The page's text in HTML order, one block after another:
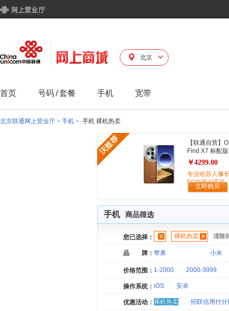
北京
首页 号码/套餐 手机 宽带
北京联通网上营业厅 > 手机 > 手机 裸机热卖
【联通自营】
Find X7 标配版
￥4299.00
专业哈苏人像
5G拍照AI手机
立即购买
手机 商品筛选
您已选择： 裸机热卖 清除
品 牌： 苹果 小米
价格范围： 1-2000 2000-3999
操作系统： iOS 安卓
优惠活动： 裸机热卖 招联信用付分